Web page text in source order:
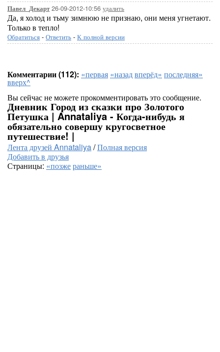
Павел_Декарт26-09-2012-10:56 удалить
Да, я холод и тьму зимнюю не признаю, они меня угнетают.
Только в тепло!
Обратиться - Ответить - К полной версии
Комментарии (112): «первая «назадвперёд» последняя»
вверх^
Вы сейчас не можете прокомментировать это сообщение.
Дневник Город из сказки про Золотого
Петушка | Annataliya - Когда-нибудь я
обязательно совершу кругосветное
путешествие! |
Лента друзей Annataliya/Полная версия
Добавить в друзья
Страницы: «позжераньше»